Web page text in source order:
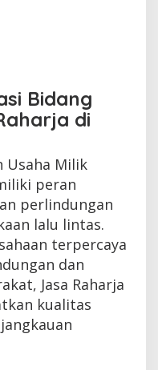
Bidang
di
Usaha Milik
peran
perlindungan
lalu lintas.
terpercaya
dan
Jasa Raharja
kualitas